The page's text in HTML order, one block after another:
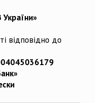
відповідно до